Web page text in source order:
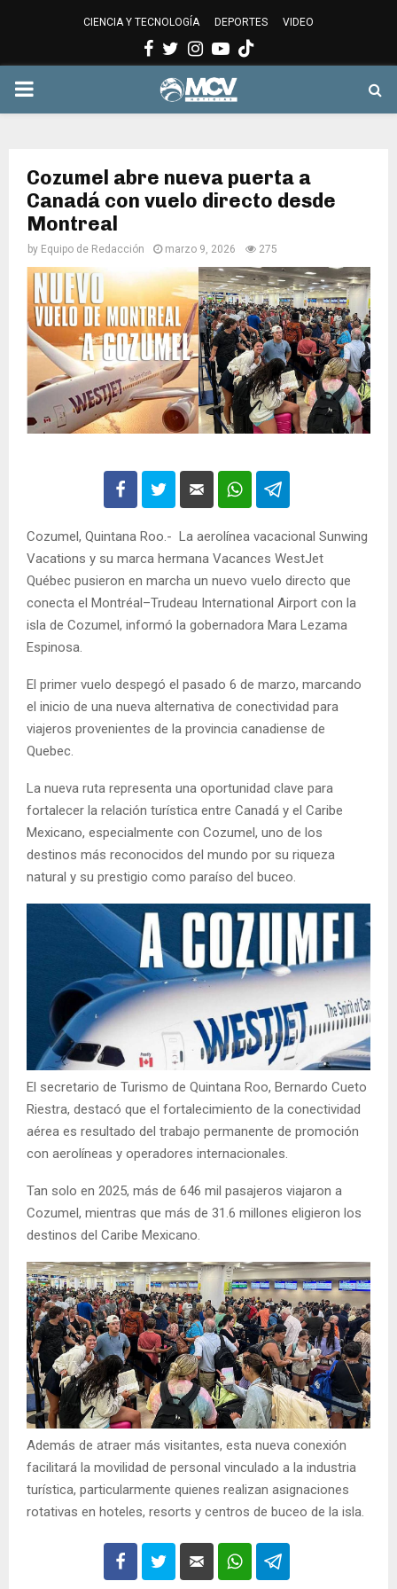
CIENCIA Y TECNOLOGÍA DEPORTES VIDEO
Facebook
Twitter
Instagram
Youtube
PRIMARY
Cozumel abre nueva puerta a
Canadá con vuelo directo desde
Montreal
by Equipo de Redacción marzo 9, 2026 275
Cozumel, Quintana Roo.- La aerolínea vacacional Sunwing
Vacations y su marca hermana Vacances WestJet
Québec pusieron en marcha un nuevo vuelo directo que
conecta el Montréal–Trudeau International Airport con la
isla de Cozumel, informó la gobernadora Mara Lezama
Espinosa.
El primer vuelo despegó el pasado 6 de marzo, marcando
el inicio de una nueva alternativa de conectividad para
viajeros provenientes de la provincia canadiense de
Quebec.
La nueva ruta representa una oportunidad clave para
fortalecer la relación turística entre Canadá y el Caribe
Mexicano, especialmente con Cozumel, uno de los
destinos más reconocidos del mundo por su riqueza
natural y su prestigio como paraíso del buceo.
El secretario de Turismo de Quintana Roo, Bernardo Cueto
Riestra, destacó que el fortalecimiento de la conectividad
aérea es resultado del trabajo permanente de promoción
con aerolíneas y operadores internacionales.
Tan solo en 2025, más de 646 mil pasajeros viajaron a
Cozumel, mientras que más de 31.6 millones eligieron los
destinos del Caribe Mexicano.
Además de atraer más visitantes, esta nueva conexión
facilitará la movilidad de personal vinculado a la industria
turística, particularmente quienes realizan asignaciones
rotativas en hoteles, resorts y centros de buceo de la isla.